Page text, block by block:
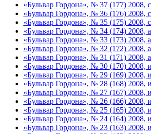
«Бульвар Гордона», № 37 (177) 2008,
«Бульвар Гордона», № 36 (176) 2008,
«Бульвар Гордона», № 35 (175) 2008,
«Бульвар Гордона», № 34 (174) 2008,
«Бульвар Гордона», № 33 (173) 2008,
«Бульвар Гордона», № 32 (172) 2008,
«Бульвар Гордона», № 31 (171) 2008,
«Бульвар Гордона», № 30 (170) 2008,
«Бульвар Гордона», № 29 (169) 2008,
«Бульвар Гордона», № 28 (168) 2008,
«Бульвар Гордона», № 27 (167) 2008,
«Бульвар Гордона», № 26 (166) 2008,
«Бульвар Гордона», № 25 (165) 2008,
«Бульвар Гордона», № 24 (164) 2008,
«Бульвар Гордона», № 23 (163) 2008,